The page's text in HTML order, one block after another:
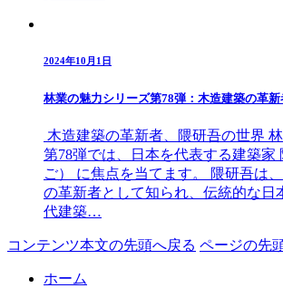
2024年10月1日
林業の魅力シリーズ第78弾：木造建築の革
木造建築の革新者、隈研吾の世界
第78弾では、日本を代表する建築家
ご） に焦点を当てます。 隈研吾は
の革新者として知られ、伝統的な日
代建築…
コンテンツ本文の先頭へ戻る ページの先
ホーム